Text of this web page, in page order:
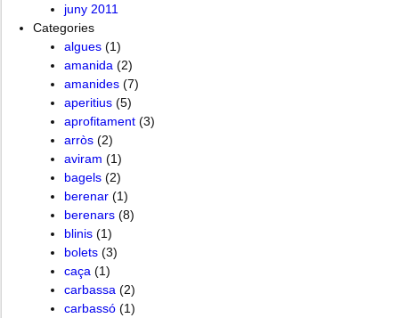
juny 2011
Categories
algues (1)
amanida (2)
amanides (7)
aperitius (5)
aprofitament (3)
arròs (2)
aviram (1)
bagels (2)
berenar (1)
berenars (8)
blinis (1)
bolets (3)
caça (1)
carbassa (2)
carbassó (1)